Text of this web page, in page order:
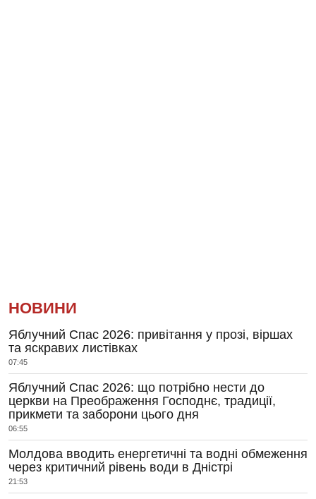
НОВИНИ
Яблучний Спас 2026: привітання у прозі, віршах
та яскравих листівках
07:45
Яблучний Спас 2026: що потрібно нести до
церкви на Преображення Господнє, традиції,
прикмети та заборони цього дня
06:55
Молдова вводить енергетичні та водні обмеження
через критичний рівень води в Дністрі
21:53